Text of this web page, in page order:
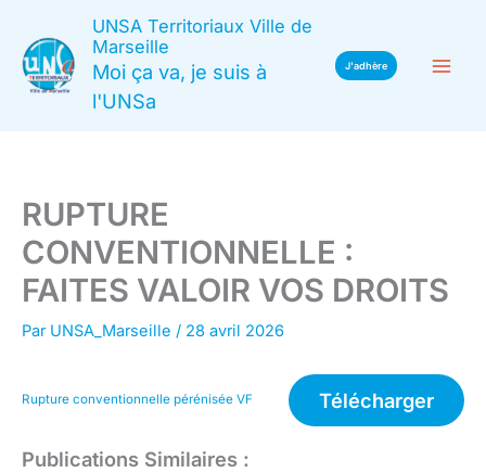
contenu
UNSA Territoriaux Ville de
Marseille
Moi ça va, je suis à
l'UNSa
J'adhère
RUPTURE
CONVENTIONNELLE :
FAITES VALOIR VOS DROITS
Par UNSA_Marseille / 28 avril 2026
Rupture conventionnelle pérénisée VF Télécharger
Publications Similaires :